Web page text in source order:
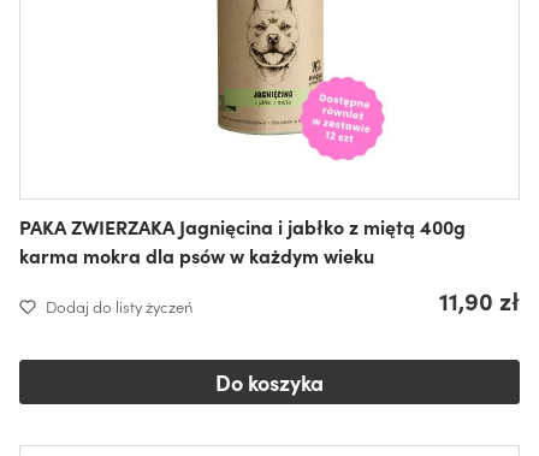
PAKA ZWIERZAKA Jagnięcina i jabłko z miętą 400g
karma mokra dla psów w każdym wieku
Dodaj do listy życzeń 11,90 zł
Do koszyka